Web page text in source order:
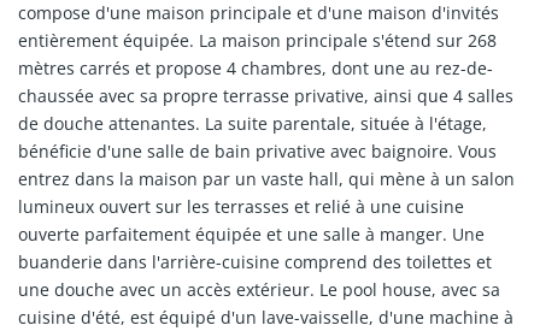
compose d'une maison principale et d'une maison d'invités
entièrement équipée. La maison principale s'étend sur 268
mètres carrés et propose 4 chambres, dont une au rez-de-
chaussée avec sa propre terrasse privative, ainsi que 4 salles
de douche attenantes. La suite parentale, située à l'étage,
bénéficie d'une salle de bain privative avec baignoire. Vous
entrez dans la maison par un vaste hall, qui mène à un salon
lumineux ouvert sur les terrasses et relié à une cuisine
ouverte parfaitement équipée et une salle à manger. Une
buanderie dans l'arrière-cuisine comprend des toilettes et
une douche avec un accès extérieur. Le pool house, avec sa
cuisine d'été, est équipé d'un lave-vaisselle, d'une machine à